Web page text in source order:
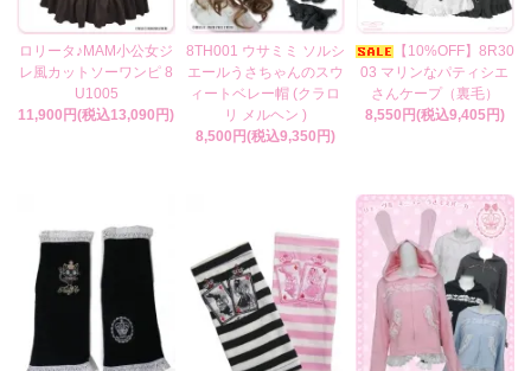
ロリータ♪MAM小公女ジ
レ風カットソーワンピ 8
U1005
11,900円(税込13,090円)
8TH001 ウサミミ ソルシ
エールうさちゃんのスウ
ィートベレー帽 (クラロ
リ メルヘン )
8,500円(税込9,350円)
【10%OFF】8R30
03 マリンなパティシエ
さんケープ（裏毛）
8,550円(税込9,405円)